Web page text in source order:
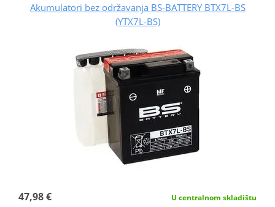
Akumulatori bez održavanja BS-BATTERY BTX7L-BS
(YTX7L-BS)
47,98 € U centralnom skladištu